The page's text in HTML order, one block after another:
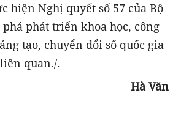
hiện Nghị quyết số 57 của Bộ
phát triển khoa học, công
tạo, chuyển đổi số quốc gia
quan./.
Hà Văn